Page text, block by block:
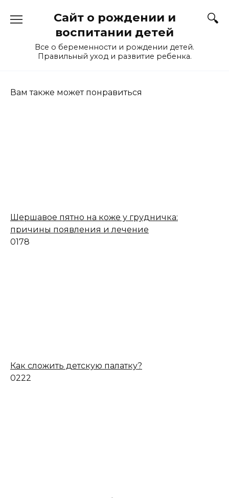
Сайт о рождении и
воспитании детей
Все о беременности и рождении детей.
Правильный уход и развитие ребенка.
Вам также может понравиться
Шершавое пятно на коже у грудничка:
причины появления и лечение
0178
Как сложить детскую палатку?
0222